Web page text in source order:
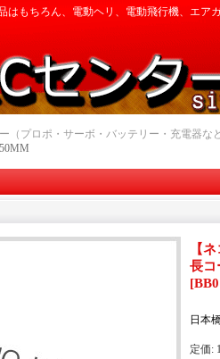
はもちろん、電動ヘリ、電動飛行機、エ
（プロポ・サーボ・バッテリー・充電器な
【
長コ
[
日本
定価: